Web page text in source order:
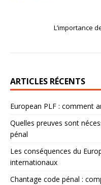
L’importance
ARTICLES RÉCENTS
European PLF : comment
Quelles preuves sont
pénal
Les conséquences du
internationaux
Chantage code pénal :